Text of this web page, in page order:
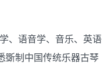
、语音学、音乐、英语
斲制中国传统乐器古琴